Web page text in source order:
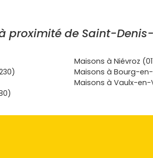
proximité de Saint-
Maisons à Niévroz
Maisons à Bourg-en-
Maisons à Vaulx-en-